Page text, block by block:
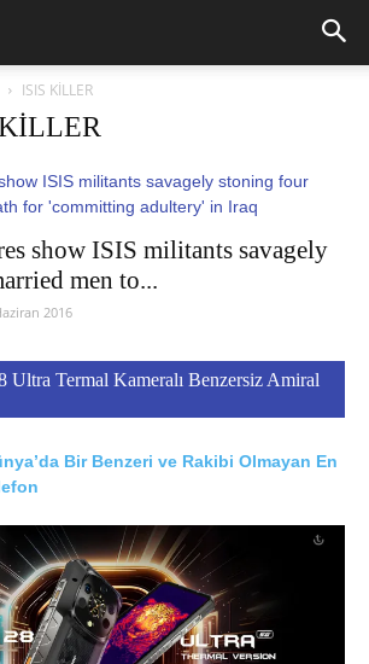
ISIS KİLLER
show ISIS militants savagely
men to...
2016
Ultra Termal Kameralı Benzersiz Amiral
Bir Benzeri ve Rakibi Olmayan En